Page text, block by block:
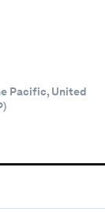
Pacific, United